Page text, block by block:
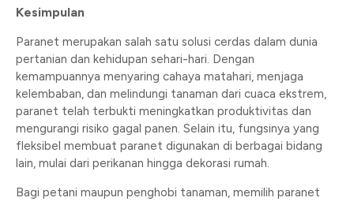
Kesimpulan
Paranet merupakan salah satu solusi cerdas dalam dunia
pertanian dan kehidupan sehari-hari. Dengan
kemampuannya menyaring cahaya matahari, menjaga
kelembaban, dan melindungi tanaman dari cuaca ekstrem,
paranet telah terbukti meningkatkan produktivitas dan
mengurangi risiko gagal panen. Selain itu, fungsinya yang
fleksibel membuat paranet digunakan di berbagai bidang
lain, mulai dari perikanan hingga dekorasi rumah.
Bagi petani maupun penghobi tanaman, memilih paranet